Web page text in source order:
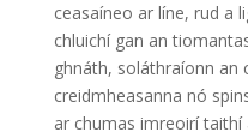
ceasaíneo ar líne, rud a
chluichí gan an
ghnáth, soláthraíonn an
creidmheasanna nó
ar chumas imreoirí